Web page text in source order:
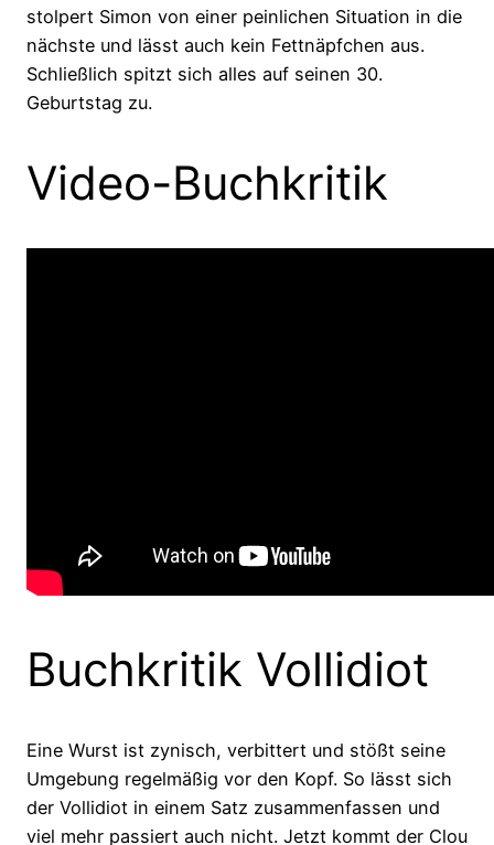
stolpert Simon von einer peinlichen Situation in die
nächste und lässt auch kein Fettnäpfchen aus.
Schließlich spitzt sich alles auf seinen 30.
Geburtstag zu.
Video-Buchkritik
Buchkritik Vollidiot
Eine Wurst ist zynisch, verbittert und stößt seine
Umgebung regelmäßig vor den Kopf. So lässt sich
der Vollidiot in einem Satz zusammenfassen und
viel mehr passiert auch nicht. Jetzt kommt der Clou